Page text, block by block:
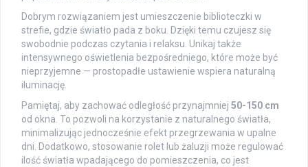
Dobrym rozwiązaniem jest umieszczenie biblioteczki w
strefie, gdzie światło pada z boku. Dzięki temu czujesz się
swobodnie podczas czytania i relaksu. Unikaj także
intensywnego oświetlenia bezpośredniego, które może być
nieprzyjemne — prostopadłe ustawienie wspiera naturalną
iluminację.
Pamiętaj, aby zachować odległość przynajmniej 50-150 cm
od okna. To pozwoli na korzystanie z naturalnego światła,
minimalizując jednocześnie efekt przegrzewania w upalne
dni. Dodatkowo, stosowanie rolet lub żaluzji może regulować
ilość światła wpadającego do pomieszczenia, co jest